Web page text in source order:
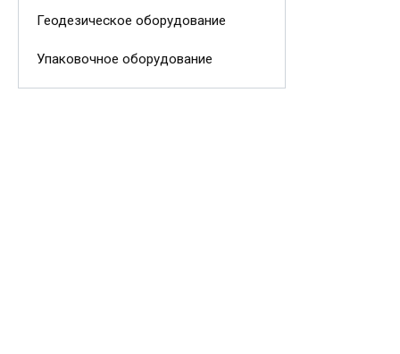
Геодезическое оборудование
Упаковочное оборудование